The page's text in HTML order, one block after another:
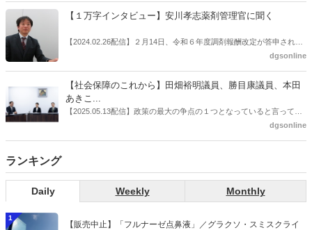
た。医薬品の安定供給確保だ。10月22日に開かれた「日本フォーミュ
飯田市）は、会員薬局から安定供給確保への強い要望があったことを
受け、安定供給確保が見込めるPPI３成分について銘柄を含めて選定
【１万字インタビュー】安川孝志薬剤管理官に聞く
【2024.02.26配信】２月14日、令和６年度調剤報酬改定が答申され
た。本紙では、厚生労働省保険局医療課・薬剤管理官の安川孝志氏
dgsonline
【社会保障のこれから】田畑裕明議員、勝目康議員、本田
あきこ...
【2025.05.13配信】政策の最大の争点の１つとなっていると言っても
よいのが社会保障のこれからのあり方だ。特に与党では、政府関係者
dgsonline
ランキング
Daily Weekly Monthly
1
【販売中止】「フルナーゼ点鼻液」／グラクソ・スミスクライ